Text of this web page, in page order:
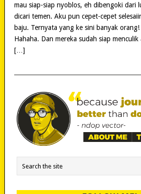
mau siap-siap nyoblos, eh dibengoki dari
dicari temen. Aku pun cepet-cepet
baju. Ternyata yang ke sini banyak orang!
Hahaha. Dan mereka sudah siap
[…]